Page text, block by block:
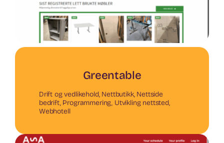
Greentable
Drift og vedlikehold, Nettbutikk, Nettside
bedrift, Programmering, Utvikling nettsted,
Webhotell